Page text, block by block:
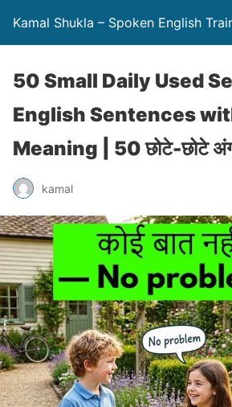
Kamal Shukla – Spoken English
50 Small Daily Used
English Sentences
Meaning | 50 छोटे-छोटे
kamal